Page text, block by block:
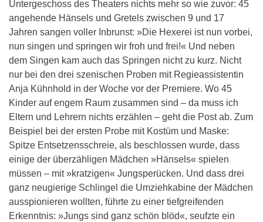
Untergeschoss des Theaters nichts mehr so wie zuvor: 45
angehende Hänsels und Gretels zwischen 9 und 17
Jahren sangen voller Inbrunst: »Die Hexerei ist nun vorbei,
nun singen und springen wir froh und frei!« Und neben
dem Singen kam auch das Springen nicht zu kurz. Nicht
nur bei den drei szenischen Proben mit Regieassistentin
Anja Kühnhold in der Woche vor der Premiere. Wo 45
Kinder auf engem Raum zusammen sind – da muss ich
Eltern und Lehrern nichts erzählen – geht die Post ab. Zum
Beispiel bei der ersten Probe mit Kostüm und Maske:
Spitze Entsetzensschreie, als beschlossen wurde, dass
einige der überzähligen Mädchen »Hänsels« spielen
müssen – mit »kratzigen« Jungsperücken. Und dass drei
ganz neugierige Schlingel die Umziehkabine der Mädchen
ausspionieren wollten, führte zu einer tiefgreifenden
Erkenntnis: »Jungs sind ganz schön blöd«, seufzte ein